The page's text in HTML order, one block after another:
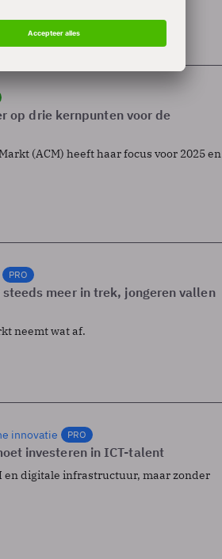
op drie kernpunten voor de
(ACM) heeft haar focus voor 2025 en
PRO
meer in trek, jongeren vallen
neemt wat af.
innovatie PRO
investeren in ICT-talent
en digitale infrastructuur, maar zonder